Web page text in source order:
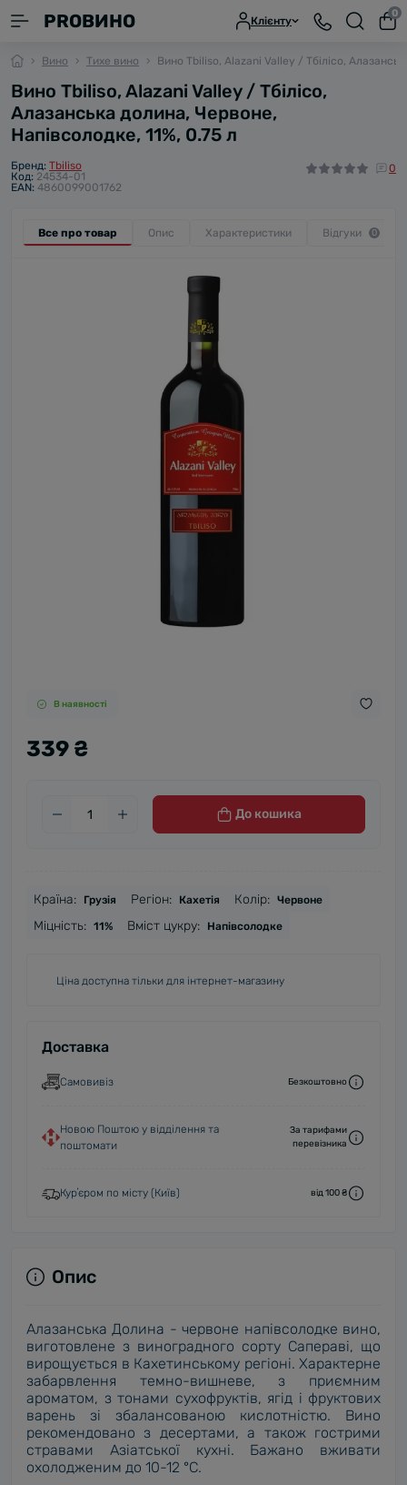
PROВИНО Клієнту
0
Вино Тихе вино Вино Tbiliso, Alazani Valley / Тбілісо,
Вино Tbiliso, Alazani Valley / Тбілісо,
Алазанська долина, Червоне,
Напівсолодке, 11%, 0.75 л
Бренд: Tbiliso
Код: 24534-01
EAN: 4860099001762
0
Все про товар Опис Характеристики Відгуки 0
В наявності
339 ₴
До кошика
Країна: Грузія Регіон: Кахетія Колір: Червоне
Міцність: 11% Вміст цукру: Напівсолодке
Ціна доступна тільки для інтернет-магазину
Доставка
Самовивіз Безкоштовно
Новою Поштою у відділення та
поштомати
За тарифами
перевізника
Курʼєром по місту (Київ) від 100 ₴
Опис
Алазанська Долина - червоне напівсолодке вино,
виготовлене з виноградного сорту Сапераві, що
вирощується в Кахетинському регіоні. Характерне
забарвлення темно-вишневе, з приємним
ароматом, з тонами сухофруктів, ягід і фруктових
варень зі збалансованою кислотністю. Вино
рекомендовано з десертами, а також гострими
стравами Азіатської кухні. Бажано вживати
охолодженим до 10-12 °C.